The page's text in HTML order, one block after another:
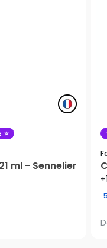
ml - Sennelier